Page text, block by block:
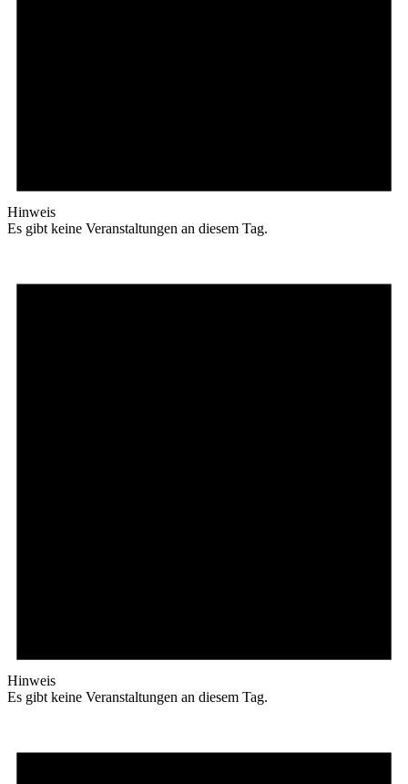
Hinweis
Es gibt keine Veranstaltungen an diesem Tag.
Hinweis
Es gibt keine Veranstaltungen an diesem Tag.